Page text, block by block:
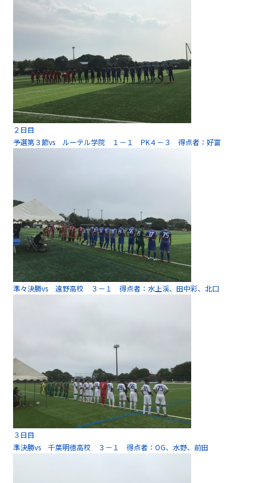
２日目
予選第３節vs ルーテル学院 １－１ PK４－３ 得点者：好富
準々決勝vs 遠野高校 ３－１ 得点者：水上渓、田中彩、北口
３日目
準決勝vs 千葉明徳高校 ３－１ 得点者：OG、水野、前田